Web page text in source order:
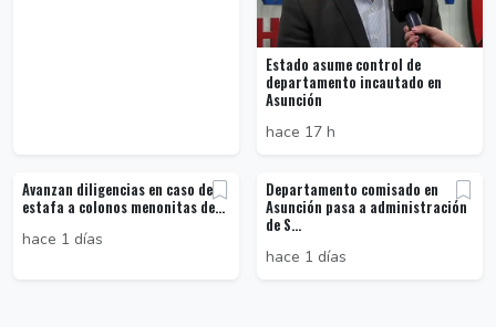
Estado asume control de
departamento incautado en
Asunción
hace 17 h
Avanzan diligencias en caso de
estafa a colonos menonitas de...
hace 1 días
Departamento comisado en
Asunción pasa a administración
de S...
hace 1 días